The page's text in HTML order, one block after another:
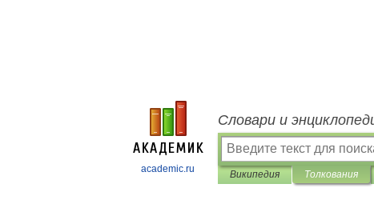
academic.ru
Словари и
Википедия Толкования